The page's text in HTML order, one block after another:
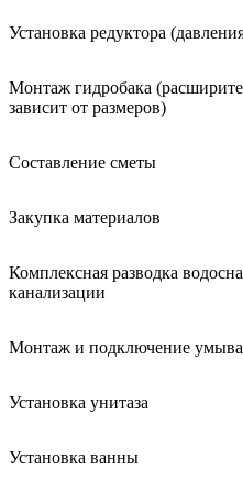
Установка редуктора
Монтаж гидробака
зависит от размеров)
Составление сметы
Закупка материалов
Комплексная разводка
канализации
Монтаж и подключение
Установка унитаза
Установка ванны